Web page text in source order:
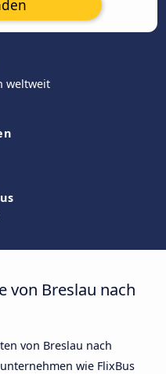
weltweit
von Breslau nach
von Breslau nach
wie FlixBus